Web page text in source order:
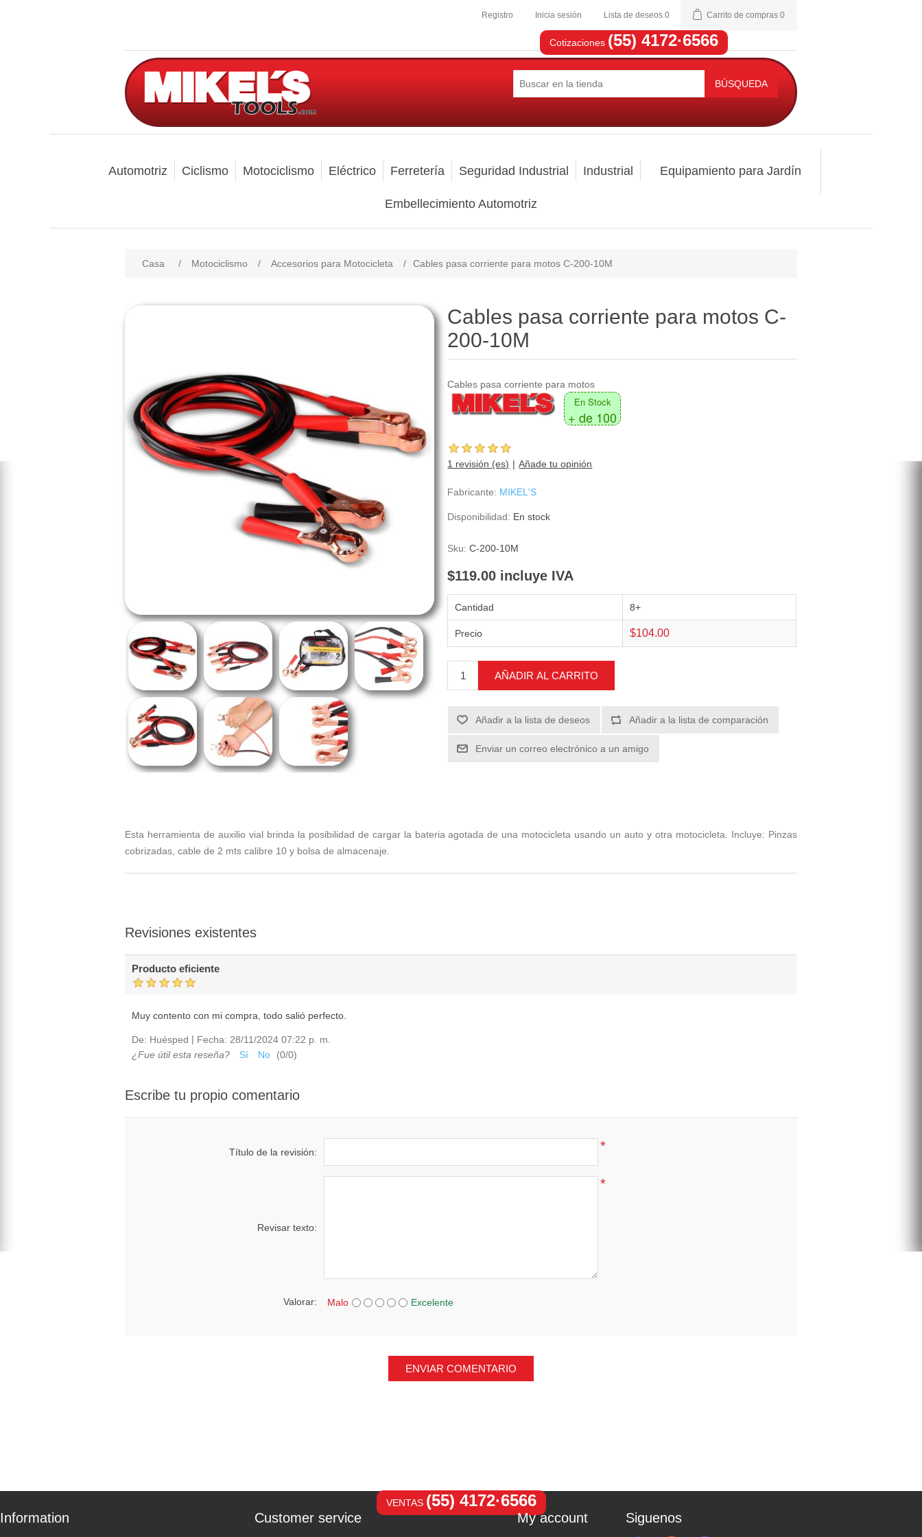
Registro Inicia sesión Lista de deseos 0 Carrito de compras 0
Cotizaciones (55) 4172·6566
BÚSQUEDA
Automotriz Ciclismo Motociclismo Eléctrico Ferretería Seguridad Industrial Industrial Equipamiento para Jardín
Embellecimiento Automotriz
Casa / Motociclismo / Accesorios para Motocicleta / Cables pasa corriente para motos C-200-10M
Cables pasa corriente para motos C-
200-10M
Cables pasa corriente para motos
En Stock
+ de 100
1 revisión (es) Añade tu opinión
Fabricante: MIKEL'S
Disponibilidad: En stock
Sku: C-200-10M
$119.00 incluye IVA
Cantidad 8+
Precio $104.00
AÑADIR AL CARRITO
Añadir a la lista de deseos Añadir a la lista de comparación
Enviar un correo electrónico a un amigo
Esta herramienta de auxilio vial brinda la posibilidad de cargar la bateria agotada de una motocicleta usando un auto y otra motocicleta. Incluye: Pinzas
cobrizadas, cable de 2 mts calibre 10 y bolsa de almacenaje.
Revisiones existentes
Producto eficiente
Muy contento con mi compra, todo salió perfecto.
De: Huésped | Fecha: 28/11/2024 07:22 p. m.
¿Fue útil esta reseña?
Sí No (0/0)
Escribe tu propio comentario
Título de la revisión: *
Revisar texto:
*
Valorar: Malo Excelente
ENVIAR COMENTARIO
VENTAS (55) 4172·6566
Information Customer service My account Siguenos